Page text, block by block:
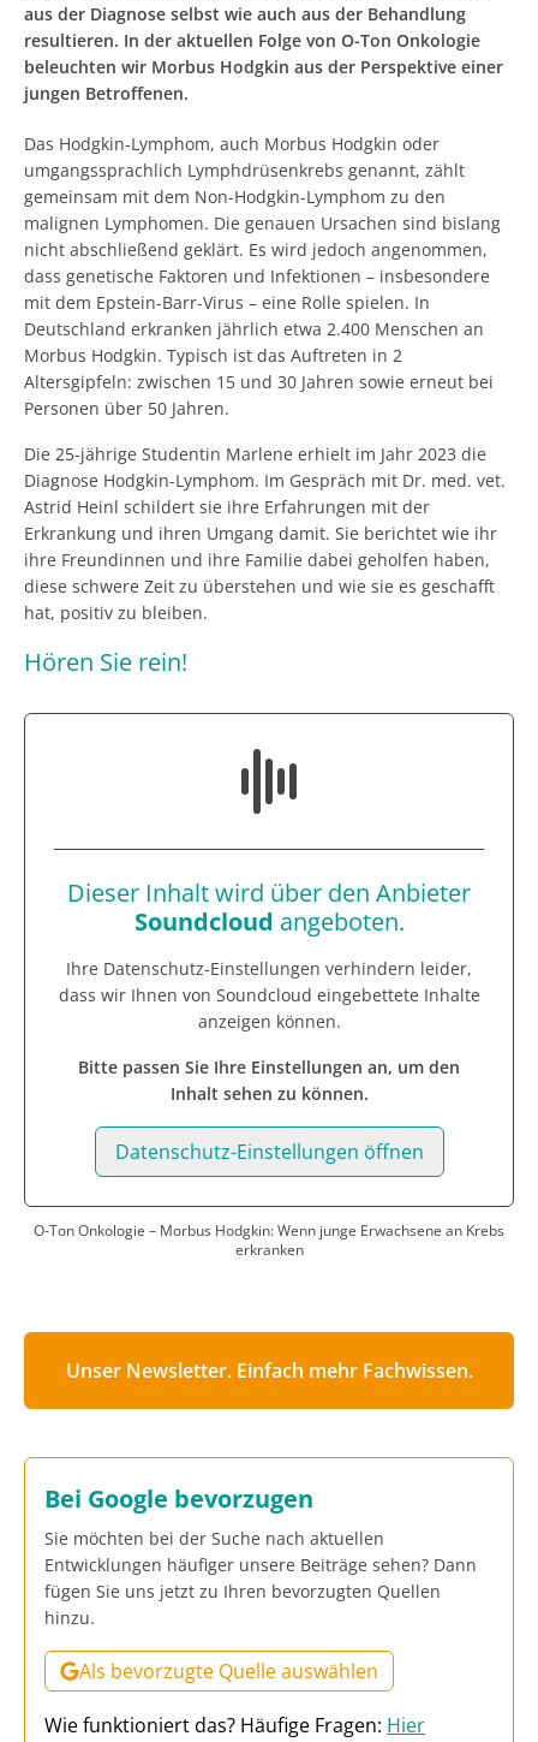
aus der Diagnose selbst wie auch aus der Behandlung
resultieren. In der aktuellen Folge von O-Ton Onkologie
beleuchten wir Morbus Hodgkin aus der Perspektive einer
jungen Betroffenen.
Das Hodgkin-Lymphom, auch Morbus Hodgkin oder
umgangssprachlich Lymphdrüsenkrebs genannt, zählt
gemeinsam mit dem Non-Hodgkin-Lymphom zu den
malignen Lymphomen. Die genauen Ursachen sind bislang
nicht abschließend geklärt. Es wird jedoch angenommen,
dass genetische Faktoren und Infektionen – insbesondere
mit dem Epstein-Barr-Virus – eine Rolle spielen. In
Deutschland erkranken jährlich etwa 2.400 Menschen an
Morbus Hodgkin. Typisch ist das Auftreten in 2
Altersgipfeln: zwischen 15 und 30 Jahren sowie erneut bei
Personen über 50 Jahren.
Die 25-jährige Studentin Marlene erhielt im Jahr 2023 die
Diagnose Hodgkin-Lymphom. Im Gespräch mit Dr. med. vet.
Astrid Heinl schildert sie ihre Erfahrungen mit der
Erkrankung und ihren Umgang damit. Sie berichtet wie ihr
ihre Freundinnen und ihre Familie dabei geholfen haben,
diese schwere Zeit zu überstehen und wie sie es geschafft
hat, positiv zu bleiben.
Hören Sie rein!
Dieser Inhalt wird über den Anbieter
Soundcloud angeboten.
Ihre Datenschutz-Einstellungen verhindern leider,
dass wir Ihnen von Soundcloud eingebettete Inhalte
anzeigen können.
Bitte passen Sie Ihre Einstellungen an, um den
Inhalt sehen zu können.
Datenschutz-Einstellungen öffnen
O-Ton Onkologie – Morbus Hodgkin: Wenn junge Erwachsene an Krebs
erkranken
Unser Newsletter. Einfach mehr Fachwissen.
Bei Google bevorzugen
Sie möchten bei der Suche nach aktuellen
Entwicklungen häufiger unsere Beiträge sehen? Dann
fügen Sie uns jetzt zu Ihren bevorzugten Quellen
hinzu.
Als bevorzugte Quelle auswählen
Wie funktioniert das? Häufige Fragen: Hier